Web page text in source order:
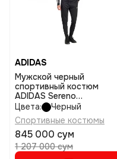
ADIDAS
Мужской черный
спортивный костюм
ADIDAS Sereno
AEROREADY Cut 3-Stripes
Track Suit размер m
Цвета:
Черный
Спортивные костюмы
845 000 сум
1 207 000 сум